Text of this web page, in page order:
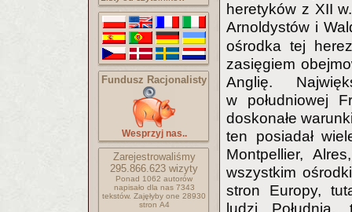
Fundusz Racjonalisty
Wesprzyj nas..
Zarejestrowaliśmy
295.866.623 wizyty
Ponad 1062 autorów
napisało dla nas 7343
tekstów. Zajęłyby one 28930
stron A4
heretyków z XII
Arnoldystów i
ośrodka tej
zasięgiem
Anglię.
w południowej
doskonałe
ten posiadał
Montpellier,
wszystkim
stron Europy,
ludzi